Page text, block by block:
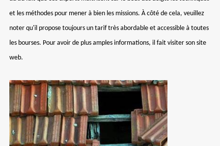
et les méthodes pour mener à bien les missions. À côté de cela, veuillez
noter qu'il propose toujours un tarif très abordable et accessible à toutes
les bourses. Pour avoir de plus amples informations, il fait visiter son site
web.